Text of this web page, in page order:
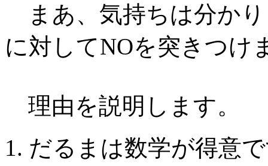
まあ、気持ちは分か
に対してNOを突きつけ
理由を説明します。
だるまは数学が得意